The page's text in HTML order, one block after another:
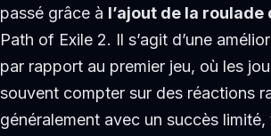
passé grâce à l’ajout de la roulade
Path of Exile 2. Il s’agit d’une
par rapport au premier jeu, où les
souvent compter sur des réactions
généralement avec un succès